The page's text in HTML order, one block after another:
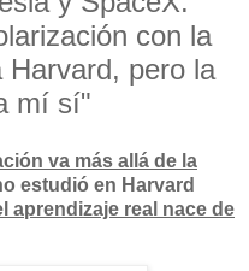
con la
Harvard, pero la
mí sí"
va más allá de la
estudió en Harvard
aprendizaje real nace de